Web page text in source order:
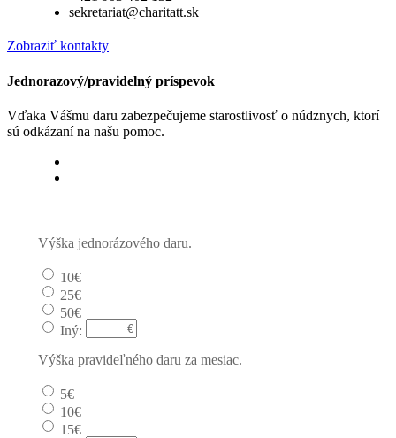
sekretariat@charitatt.sk
Zobraziť kontakty
Jednorazový/pravidelný príspevok
Vďaka Vášmu daru zabezpečujeme starostlivosť o núdznych, ktorí
sú odkázaní na našu pomoc.
Výška jednorázového daru.
10€
25€
50€
Iný:
Výška pravideľného daru za mesiac.
5€
10€
15€